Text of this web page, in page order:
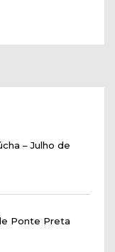
– Julho de
Ponte Preta